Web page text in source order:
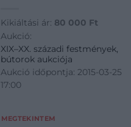
Kikiáltási ár: 80 000 Ft
Aukció:
XIX–XX. századi festmények,
bútorok aukciója
Aukció időpontja: 2015-03-25
17:00
MEGTEKINTEM